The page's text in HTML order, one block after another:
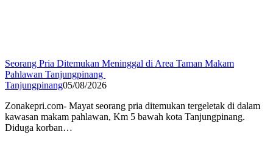
Seorang Pria Ditemukan Meninggal di Area Taman Makam
Pahlawan Tanjungpinang
Tanjungpinang05/08/2026
Zonakepri.com- ‎Mayat seorang pria ditemukan tergeletak di dalam
kawasan makam pahlawan, Km 5 bawah kota Tanjungpinang.
Diduga korban…